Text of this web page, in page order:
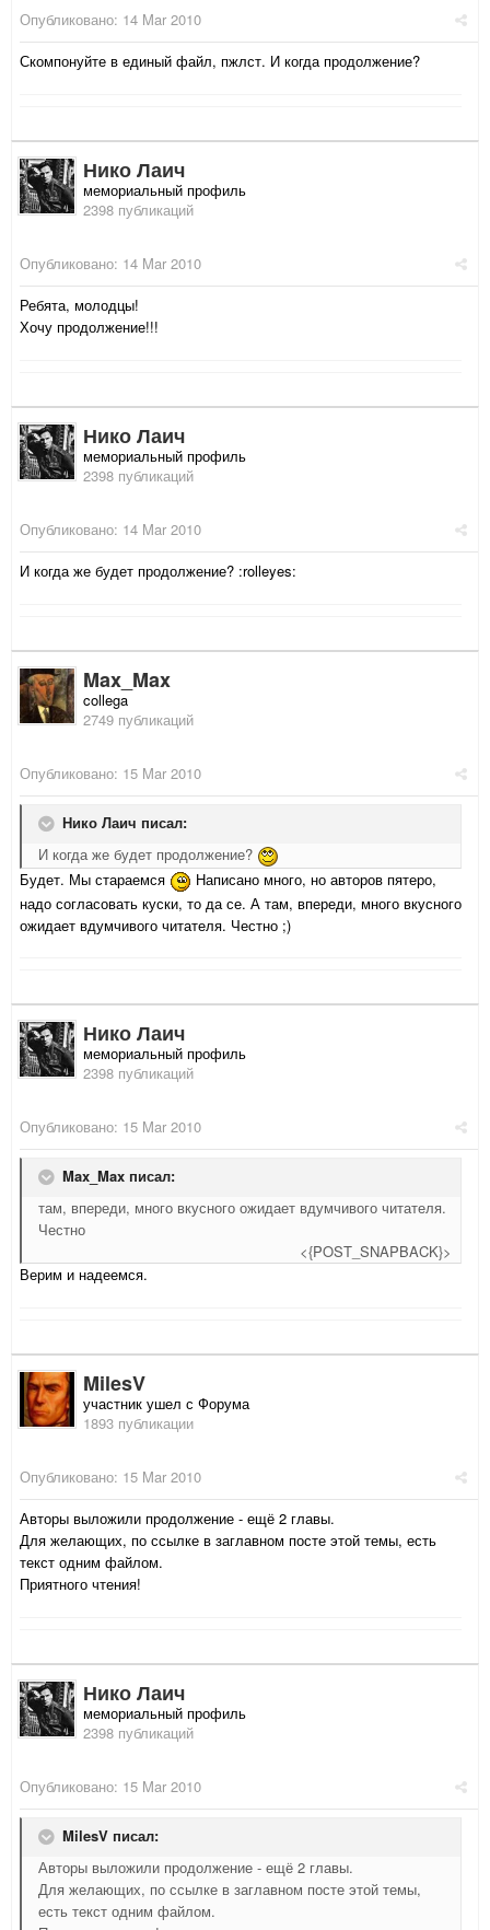
Опубликовано: 14 Mar 2010
Скомпонуйте в единый файл, пжлст. И когда продолжение?
Нико Лаич
мемориальный профиль
2398 публикаций
Опубликовано: 14 Mar 2010
Ребята, молодцы!
Хочу продолжение!!!
Нико Лаич
мемориальный профиль
2398 публикаций
Опубликовано: 14 Mar 2010
И когда же будет продолжение? :rolleyes:
Max_Max
collega
2749 публикаций
Опубликовано: 15 Mar 2010
Нико Лаич писал:
И когда же будет продолжение?
Будет. Мы стараемся
Написано много, но авторов пятеро,
надо согласовать куски, то да се. А там, впереди, много вкусного
ожидает вдумчивого читателя. Честно ;)
Нико Лаич
мемориальный профиль
2398 публикаций
Опубликовано: 15 Mar 2010
Max_Max писал:
там, впереди, много вкусного ожидает вдумчивого читателя.
Честно
<{POST_SNAPBACK}>
Верим и надеемся.
MilesV
участник ушел с Форума
1893 публикации
Опубликовано: 15 Mar 2010
Авторы выложили продолжение - ещё 2 главы.
Для желающих, по ссылке в заглавном посте этой темы, есть
текст одним файлом.
Приятного чтения!
Нико Лаич
мемориальный профиль
2398 публикаций
Опубликовано: 15 Mar 2010
MilesV писал:
Авторы выложили продолжение - ещё 2 главы.
Для желающих, по ссылке в заглавном посте этой темы,
есть текст одним файлом.